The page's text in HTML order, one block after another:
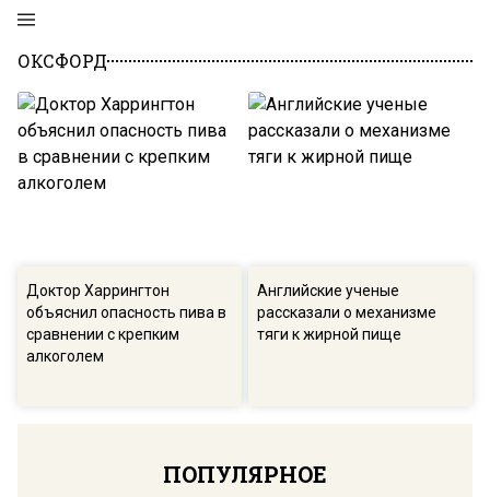
ОКСФОРД
Доктор Харрингтон
объяснил опасность пива в
сравнении с крепким
алкоголем
Английские ученые
рассказали о механизме
тяги к жирной пище
ПОПУЛЯРНОЕ